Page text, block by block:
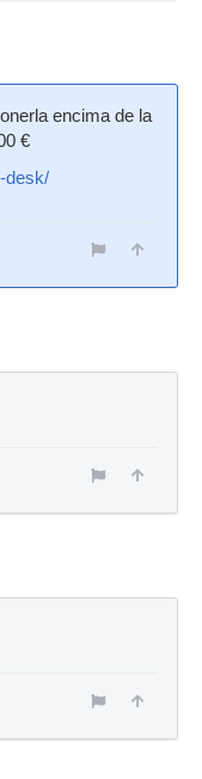
encima de la
€
desk/